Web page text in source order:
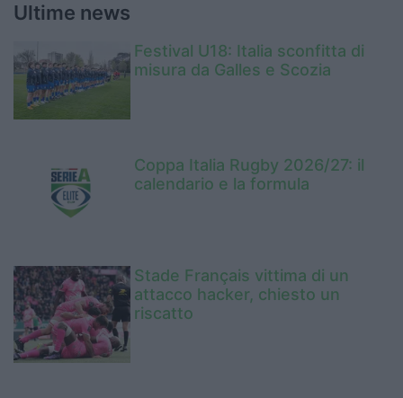
Ultime news
Festival U18: Italia sconfitta di
misura da Galles e Scozia
Coppa Italia Rugby 2026/27: il
calendario e la formula
Stade Français vittima di un
attacco hacker, chiesto un
riscatto